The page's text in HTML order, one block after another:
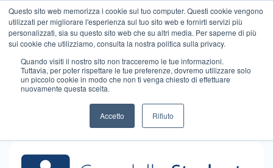
Questo sito web memorizza i cookie sul tuo computer. Questi cookie vengono
utilizzati per migliorare l'esperienza sul tuo sito web e fornirti servizi più
personalizzati, sia su questo sito web che su altri media. Per saperne di più
sui cookie che utilizziamo, consulta la nostra politica sulla privacy.
Quando visiti il ​​nostro sito non tracceremo le tue informazioni.
Tuttavia, per poter rispettare le tue preferenze, dovremo utilizzare solo
un piccolo cookie in modo che non ti venga chiesto di effettuare
nuovamente questa scelta.
Accetto Rifiuto